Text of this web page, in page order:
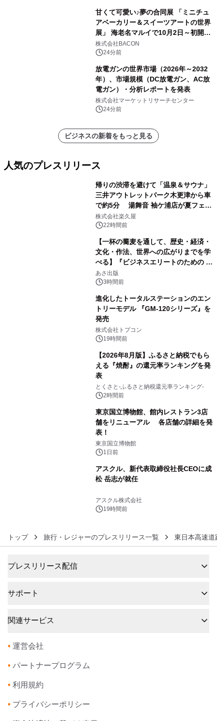
甘くて可愛い♪夢の合同展 「ミニチュ
アベーカリー＆スイーツアートの世界
展」 海老名マルイで10月2日～初開
催！
株式会社BACON
24分前
放電ガンの世界市場（2026年～2032
年）、市場規模（DC放電ガン、AC放
電ガン）・分析レポートを発表
株式会社マーケットリサーチセンター
24分前
ビジネスの新着をもっと見る
人気のプレスリリース
帰りの渋滞を避けて「温泉＆サウナ」
三井アウトレットパーク木更津から車
で約5分 湯舞音 袖ケ浦店が夏フェア
メニューを提供
株式会社楽久屋
22時間前
【一杯の蕎麦を通して、歴史・経済・
文化・作法、世界への広がりまでを学
べる】『ビジネスエリートのための 教
養としての蕎麦』2026年8月25日
（火）発売
あさ出版
3時間前
進化したトータルステーションのエン
トリーモデル 『GM-120シリーズ』を
発売
株式会社トプコン
19時間前
【2026年8月版】ふるさと納税でもら
える『焼酎』の還元率ランキングを発
表
とくさと-ふるさと納税還元率ランキング-
2時間前
東京国立博物館、館内レストラン3店
舗をリニューアル 各店舗の詳細を発
表！
東京国立博物館
1日前
アスクル、新代表取締役社長CEOに成
松 岳志が就任
アスクル株式会社
19時間前
トップ 旅行・レジャーのプレスリリース一覧 東日本高速
プレスリリース配信
サポート
関連サービス
• 運営会社
• パートナープログラム
• 利用規約
• プライバシーポリシー